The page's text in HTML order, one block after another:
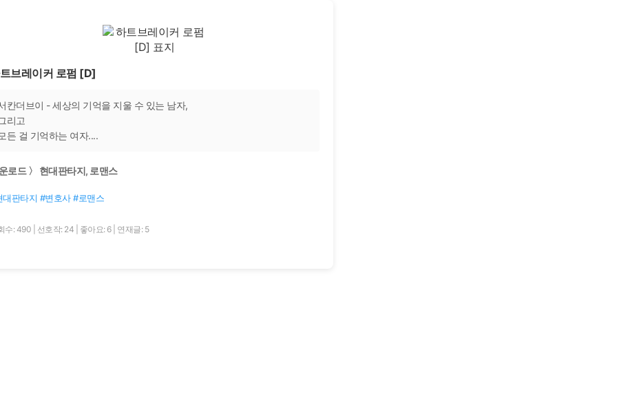
브레이커 로펌 [D]
칸더브이 - 세상의 기억을 지울 수 있는 남자,
리고
든 걸 기억하는 여자....
로드 〉 현대판타지, 로맨스
대판타지 #변호사 #로맨스
수: 490 선호작: 24 좋아요: 6 연재글: 5